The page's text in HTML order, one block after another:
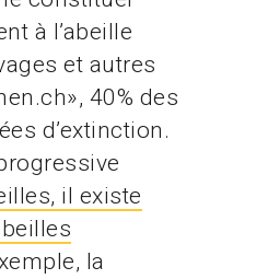
à l’abeille
et autres
40% des
d’extinction.
il existe
la